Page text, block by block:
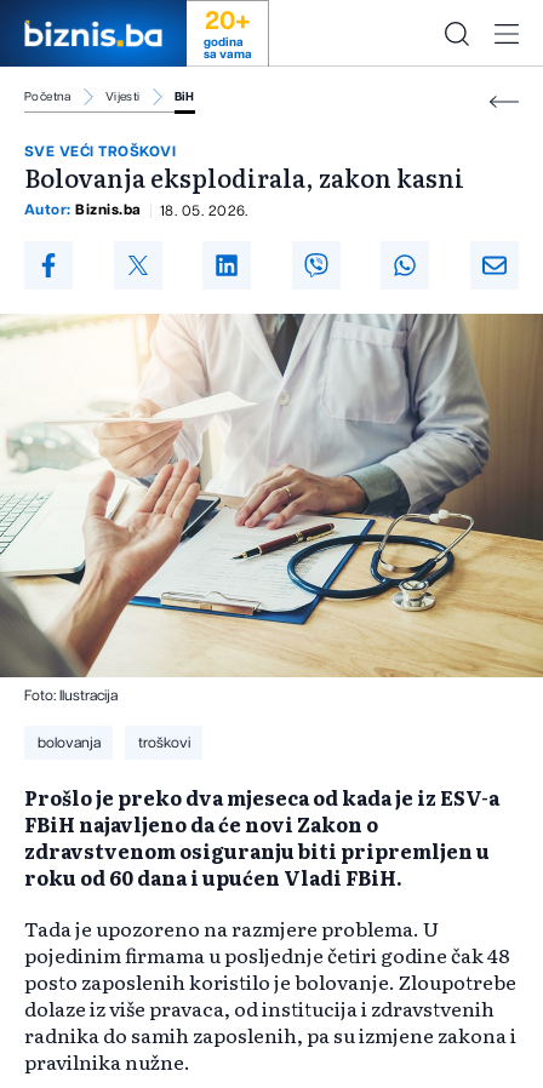
20+
godina
sa vama
Početna Vijesti BiH
SVE VEĆI TROŠKOVI
Bolovanja eksplodirala, zakon kasni
Autor: Biznis.ba 18. 05. 2026.
Foto: Ilustracija
bolovanja troškovi
Prošlo je preko dva mjeseca od kada je iz ESV-a
FBiH najavljeno da će novi Zakon o
zdravstvenom osiguranju biti pripremljen u
roku od 60 dana i upućen Vladi FBiH.
Tada je upozoreno na razmjere problema. U
pojedinim firmama u posljednje četiri godine čak 48
posto zaposlenih koristilo je bolovanje. Zloupotrebe
dolaze iz više pravaca, od institucija i zdravstvenih
radnika do samih zaposlenih, pa su izmjene zakona i
pravilnika nužne.